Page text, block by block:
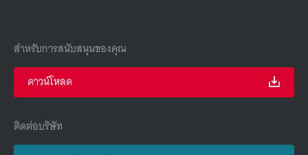
สำหรับการสนับสนุนของคุณ
ดาวน์โหลด
ติดต่อบริษัท